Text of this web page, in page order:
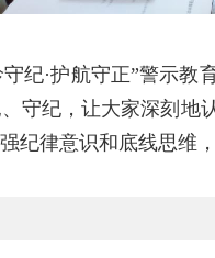
纪·护航守正”警示
守纪，让大家深刻
纪律意识和底线思维